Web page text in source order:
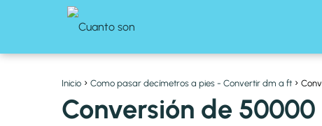
Inicio Como pasar decímetros a pies - Convertir dm a ft
Conversión de